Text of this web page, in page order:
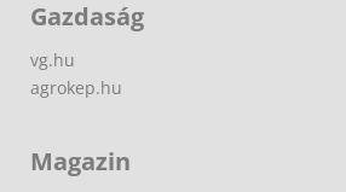
Gazdaság
vg.hu
agrokep.hu
Magazin